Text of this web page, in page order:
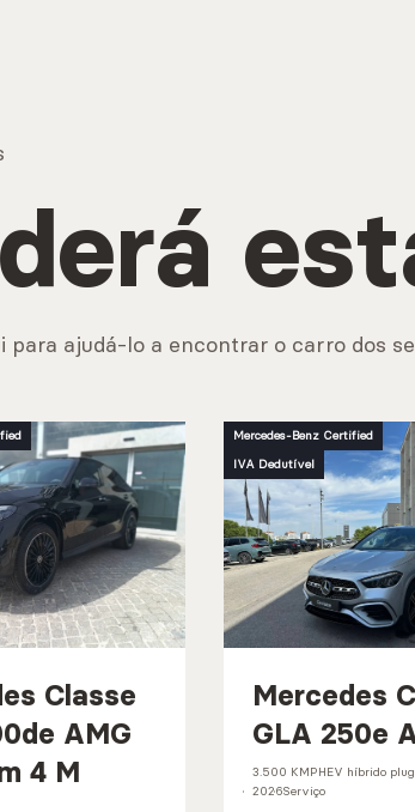
para ajudá-lo a encontrar o carro dos
Classe
AMG
4 M
Mercedes-Benz Certified
IVA Dedutível
Mercedes
GLA 250e
3.500 KMPHEV híbrido
2026Serviço